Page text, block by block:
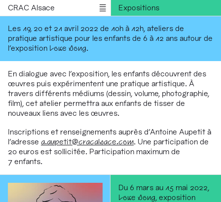
CRAC Alsace
Expositions
Médiations
Résidences
Publications
Informations
English version
Les 19, 20 et 21 avril 2022 de 10h à 12h, ateliers de
pratique artistique pour les enfants de 6 à 12 ans autour de
l’exposition Love Song.
En dialogue avec l’exposition, les enfants découvrent des
œuvres puis expérimentent une pratique artistique. À
travers différents médiums (dessin, volume, photographie,
film), cet atelier permettra aux enfants de tisser de
nouveaux liens avec les œuvres.
Inscriptions et renseignements auprès d'Antoine Aupetit à
l’adresse a.aupetit@cracalsace.com. Une participation de
20 euros est sollicitée. Participation maximum de
7 enfants.
Du 6 mars au 15 mai 2022,
Love Song , exposition